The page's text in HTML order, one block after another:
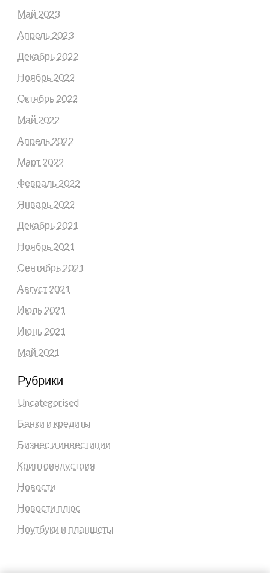
Май 2023
Апрель 2023
Декабрь 2022
Ноябрь 2022
Октябрь 2022
Май 2022
Апрель 2022
Март 2022
Февраль 2022
Январь 2022
Декабрь 2021
Ноябрь 2021
Сентябрь 2021
Август 2021
Июль 2021
Июнь 2021
Май 2021
Рубрики
Uncategorised
Банки и кредиты
Бизнес и инвестиции
Криптоиндустрия
Новости
Новости плюс
Ноутбуки и планшеты